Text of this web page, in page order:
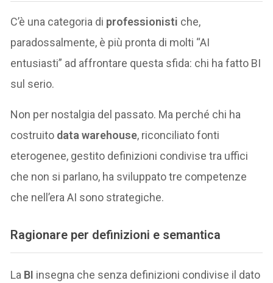
C’è una categoria di professionisti che,
paradossalmente, è più pronta di molti “AI
entusiasti” ad affrontare questa sfida: chi ha fatto BI
sul serio.
Non per nostalgia del passato. Ma perché chi ha
costruito data warehouse, riconciliato fonti
eterogenee, gestito definizioni condivise tra uffici
che non si parlano, ha sviluppato tre competenze
che nell’era AI sono strategiche.
Ragionare per definizioni e semantica
La BI insegna che senza definizioni condivise il dato